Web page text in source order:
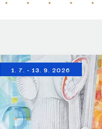
1. 7. - 13. 9. 2026